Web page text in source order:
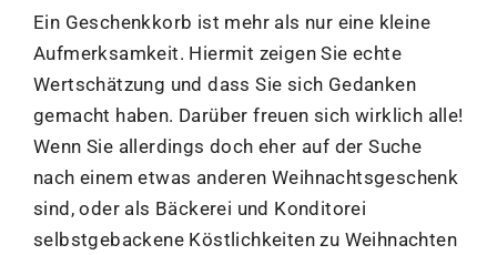
Ein Geschenkkorb ist mehr als nur eine kleine
Aufmerksamkeit. Hiermit zeigen Sie echte
Wertschätzung und dass Sie sich Gedanken
gemacht haben. Darüber freuen sich wirklich alle!
Wenn Sie allerdings doch eher auf der Suche
nach einem etwas anderen Weihnachtsgeschenk
sind, oder als Bäckerei und Konditorei
selbstgebackene Köstlichkeiten zu Weihnachten